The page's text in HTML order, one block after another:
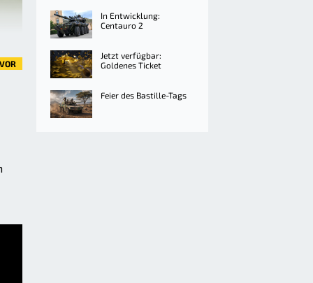
VOR
In Entwicklung:
Centauro 2
Jetzt verfügbar:
Goldenes Ticket
Feier des Bastille-Tags